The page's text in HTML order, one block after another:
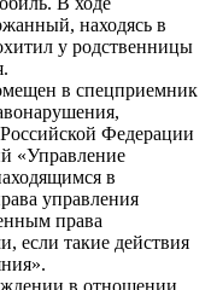
находясь в
у родственницы
в спецприемник
Федерации
«Управление
в
управления
права
если такие действия